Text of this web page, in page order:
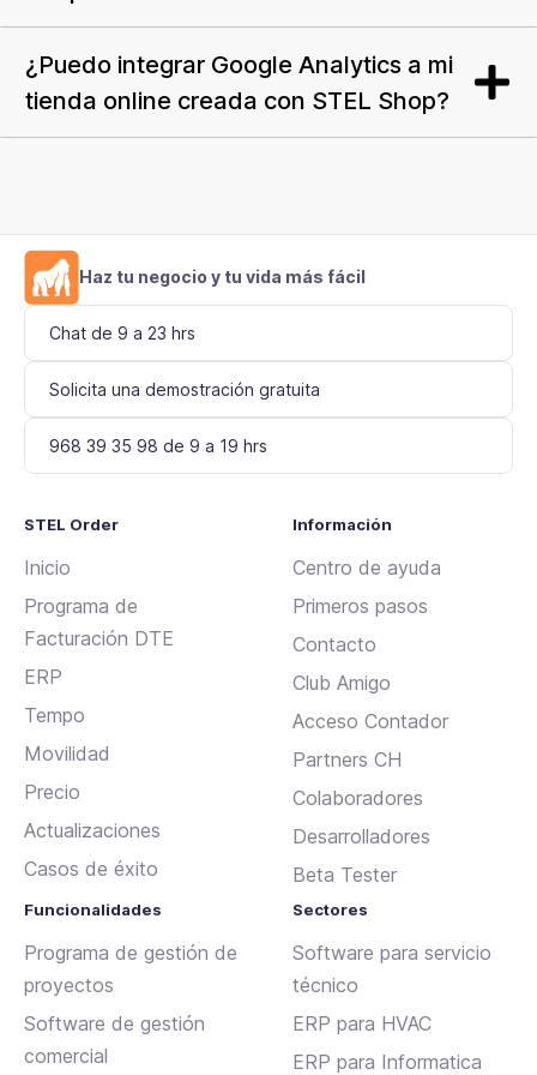
¿Puedo integrar Google Analytics a mi
tienda online creada con STEL Shop?
Haz tu negocio y tu vida más fácil
Chat de 9 a 23 hrs
Solicita una demostración gratuita
968 39 35 98 de 9 a 19 hrs
STEL Order
Inicio
Programa de
Facturación DTE
ERP
Tempo
Movilidad
Precio
Actualizaciones
Casos de éxito
Información
Centro de ayuda
Primeros pasos
Contacto
Club Amigo
Acceso Contador
Partners CH
Colaboradores
Desarrolladores
Beta Tester
Funcionalidades
Programa de gestión de
proyectos
Software de gestión
comercial
Sectores
Software para servicio
técnico
ERP para HVAC
ERP para Informatica